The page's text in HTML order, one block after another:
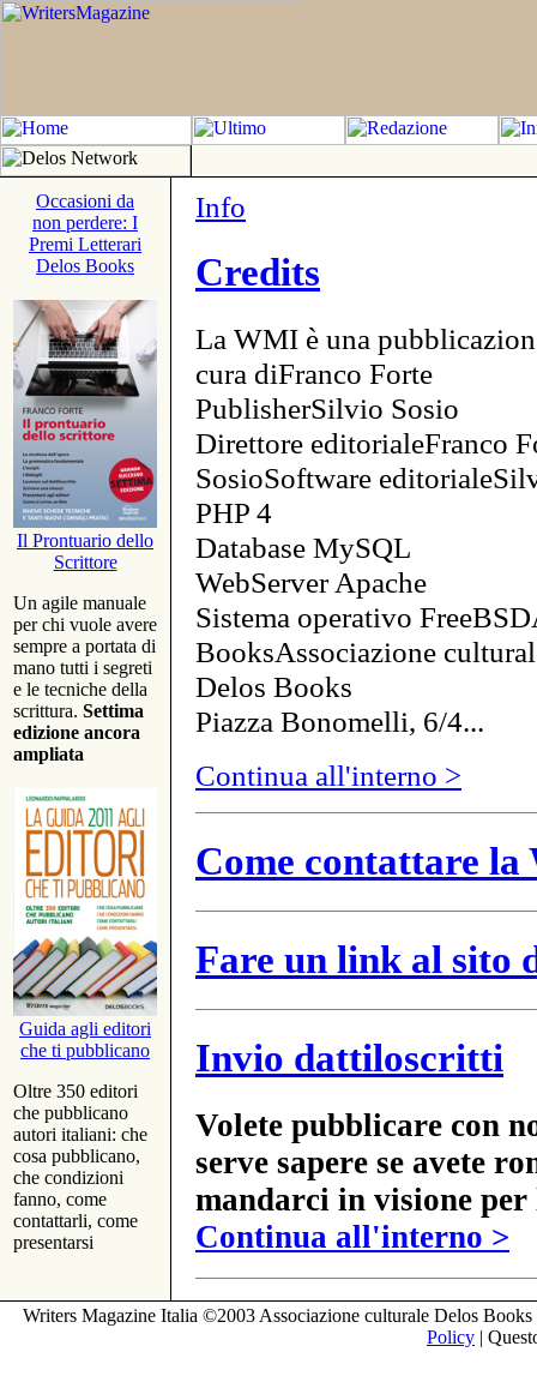
Occasioni da
non perdere: I
Premi Letterari
Delos Books
Il Prontuario dello
Scrittore
Un agile manuale
per chi vuole avere
sempre a portata di
mano tutti i segreti
e le tecniche della
scrittura. Settima
edizione ancora
ampliata
Guida agli editori
che ti pubblicano
Oltre 350 editori
che pubblicano
autori italiani: che
cosa pubblicano,
che condizioni
fanno, come
contattarli, come
presentarsi
Info
Credits
La WMI è una
cura diFranco Forte
PublisherSilvio Sosio
Direttore editorialeFranco
SosioSoftware
PHP 4
Database MySQL
WebServer Apache
Sistema operativo
BooksAssociazione
Delos Books
Piazza Bonomelli, 6/4...
Continua all'interno >
Come contattare
Fare un link al sito
Invio dattiloscritti
Volete pubblicare con
serve sapere se avete
mandarci in visione
Continua all'interno >
Writers Magazine Italia ©2003 Associazione culturale Delos
Policy |